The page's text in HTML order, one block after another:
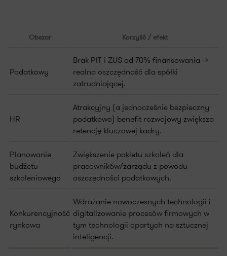
Obszar Korzyść / efekt
Podatkowy
Brak PIT i ZUS od 70% finansowania →
realna oszczędność dla spółki
zatrudniającej.
HR
Atrakcyjny (a jednocześnie bezpieczny
podatkowo) benefit rozwojowy zwiększa
retencję kluczowej kadry.
Planowanie
budżetu
szkoleniowego
Zwiększenie pakietu szkoleń dla
pracowników/zarządu z powodu
oszczędności podatkowych.
Konkurencyjność
rynkowa
Wdrażanie nowoczesnych technologii i
digitalizowanie procesów firmowych w
tym technologii opartych na sztucznej
inteligencji.